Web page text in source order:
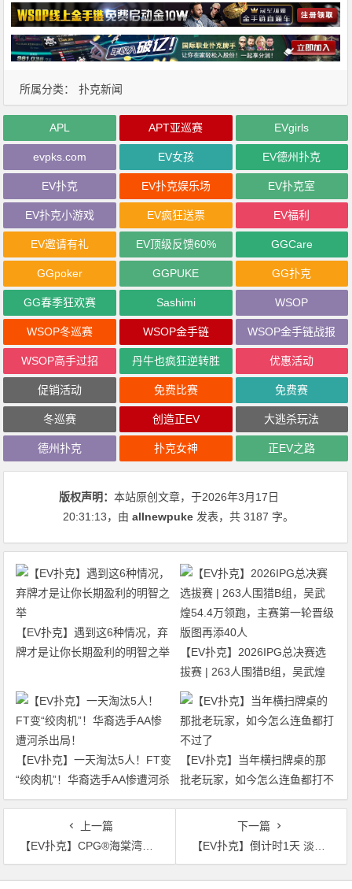
所属分类： 扑克新闻
APL APT亚巡赛 EVgirls
evpks.com EV女孩 EV德州扑克
EV扑克 EV扑克娱乐场 EV扑克室
EV扑克小游戏 EV疯狂送票 EV福利
EV邀请有礼 EV顶级反馈60% GGCare
GGpoker GGPUKE GG扑克
GG春季狂欢赛 Sashimi WSOP
WSOP冬巡赛 WSOP金手链 WSOP金手链战报
WSOP高手过招 丹牛也疯狂逆转胜 优惠活动
促销活动 免费比赛 免费赛
冬巡赛 创造正EV 大逃杀玩法
德州扑克 扑克女神 正EV之路
版权声明：本站原创文章，于2026年3月17日
20:31:13，由allnewpuke 发表，共 3187 字。
【EV扑克】遇到这6种情况，弃
牌才是让你长期盈利的明智之举
【EV扑克】2026IPG总决赛选
拔赛 | 263人围猎B组，吴武煌
54.4万领跑，主赛第一轮晋级版
图再添40人
【EV扑克】一天淘汰5人！FT变
“绞肉机”！华裔选手AA惨遭河杀
出局！
【EV扑克】当年横扫牌桌的那
批老玩家，如今怎么连鱼都打不
过了
上一篇
【EV扑克】CPG®海棠湾巡游赛｜马年首战号角响起！主赛第一轮A组502人奋战157人晋级，徐玥熙38.1万记分牌一骑绝尘
下一篇
【EV扑克】倒计时1天 淡水鱼（POKER）官方APP内测即将开启
文